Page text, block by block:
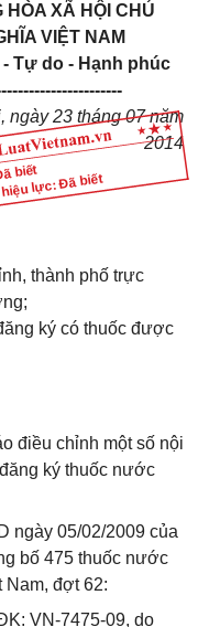
biếtlực: Đã biết
HÒA XÃ HỘI CHỦ
VIỆT NAM
Tự do - Hạnh phúc
----------
ngày 23 tháng 07 năm
2014
thành phố trực
ký có thuốc được
điều chỉnh một số nội
ký thuốc nước
ngày 05/02/2009 của
bố 475 thuốc nước
đợt 62:
VN-7475-09, do